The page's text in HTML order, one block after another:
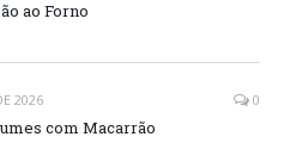
ao Forno
2026 0
com Macarrão